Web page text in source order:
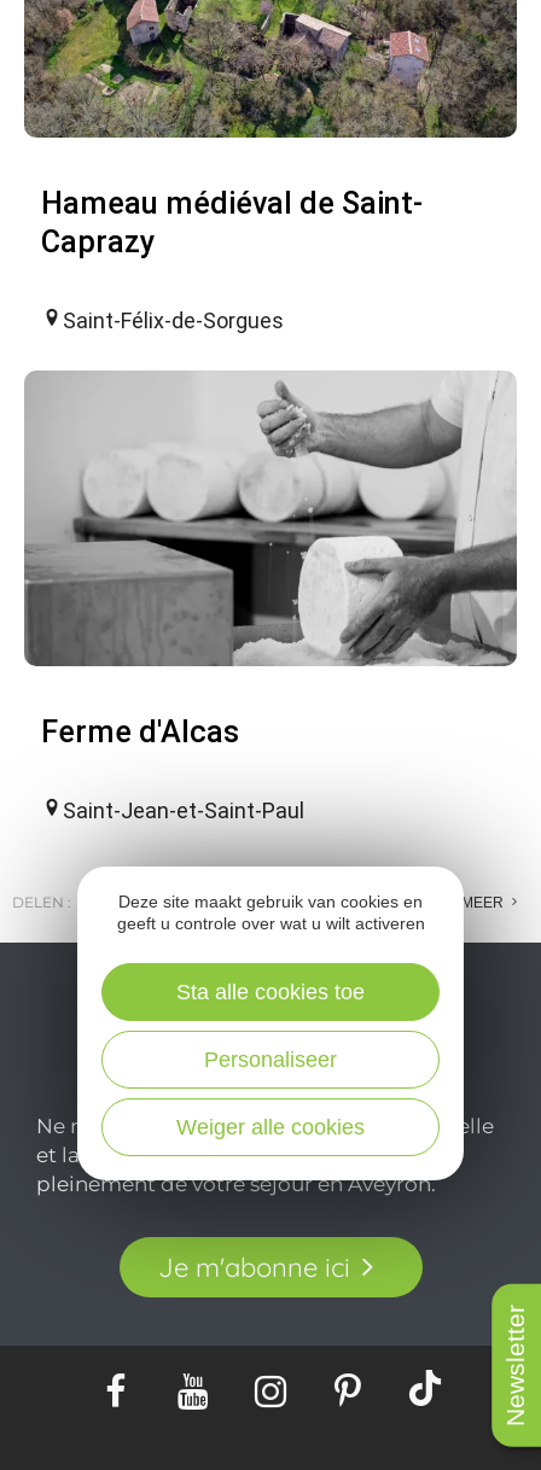
Newsletter
Hameau médiéval de Saint-
Caprazy
Saint-Félix-de-Sorgues
Ferme d'Alcas
Saint-Jean-et-Saint-Paul
DELEN : E-MAIL MESSENGER FACEBOOK MEER
Ne manquez pas notre newsletter mensuelle
et laissez-vous inspirer pour profiter
pleinement de votre séjour en Aveyron.
Je m'abonne ici
Deze site maakt gebruik van cookies en
geeft u controle over wat u wilt activeren
Weiger alle cookies
Personaliseer
Sta alle cookies toe